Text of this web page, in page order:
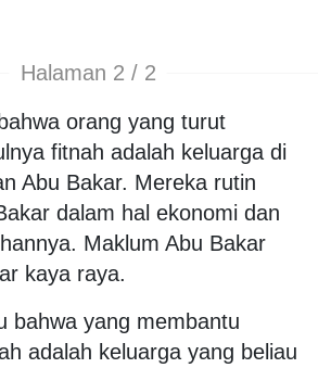
Halaman 2 / 2
orang yang turut
fitnah adalah keluarga di
Abu Bakar. Mereka rutin
dalam hal ekonomi dan
Maklum Abu Bakar
kaya raya.
bahwa yang membantu
adalah keluarga yang beliau